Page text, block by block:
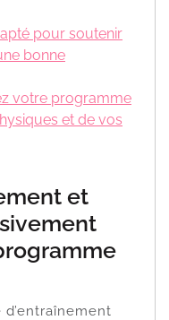
pour soutenir
bonne
votre programme
et de vos
et